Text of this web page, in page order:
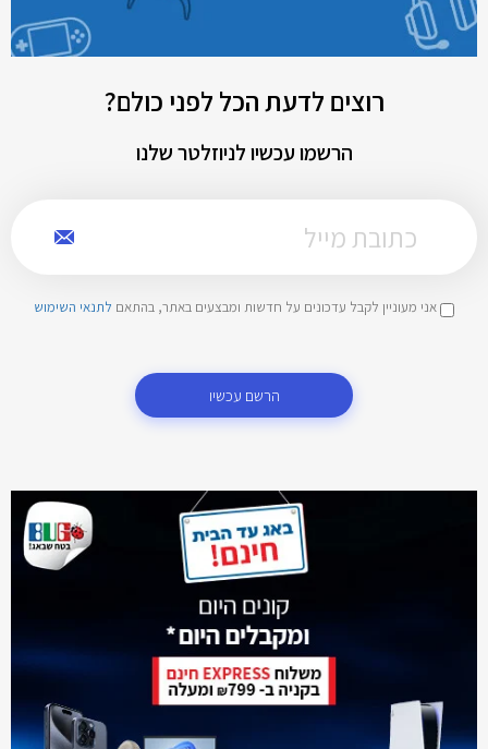
רוצים לדעת הכל לפני כולם?
הרשמו עכשיו לניוזלטר שלנו
אני מעוניין לקבל עדכונים על חדשות ומבצעים באתר, בהתאם לתנאי השימוש
הרשם עכשיו